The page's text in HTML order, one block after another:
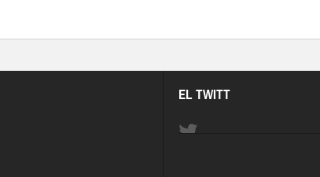
EL TWITT